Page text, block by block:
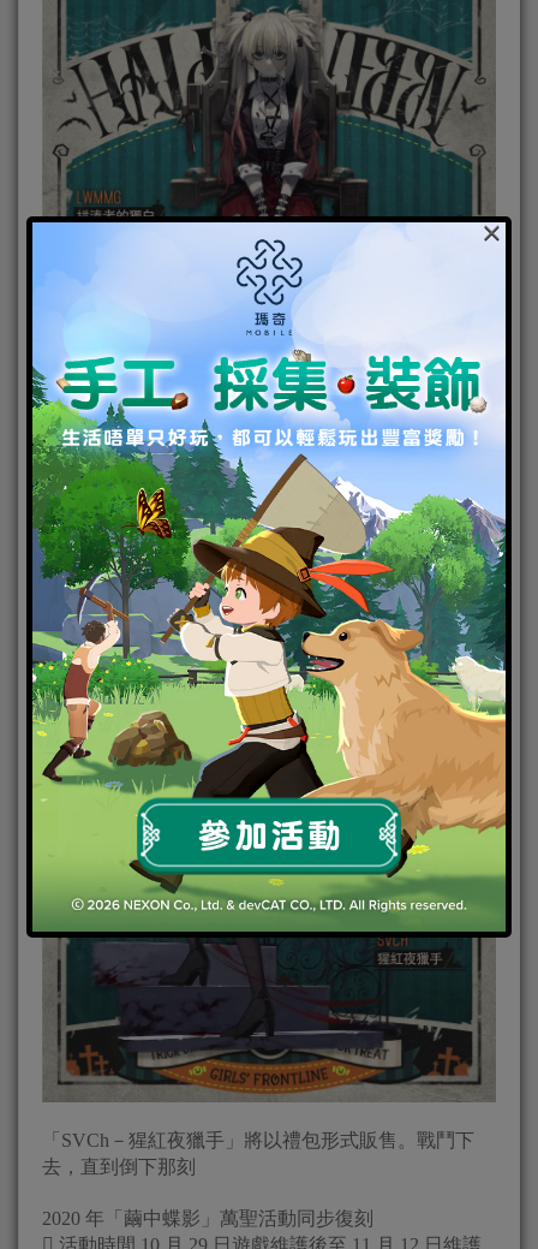
「LWMMG－拼湊者的獨白」嗯，生命的意義可能沒
辦法輕易悟透呢。
「SVCh－猩紅夜獵手」將以禮包形式販售。戰鬥下
去，直到倒下那刻
2020 年「繭中蝶影」萬聖活動同步復刻
 活動時間 10 月 29 日遊戲維護後至 11 月 12 日維護
×